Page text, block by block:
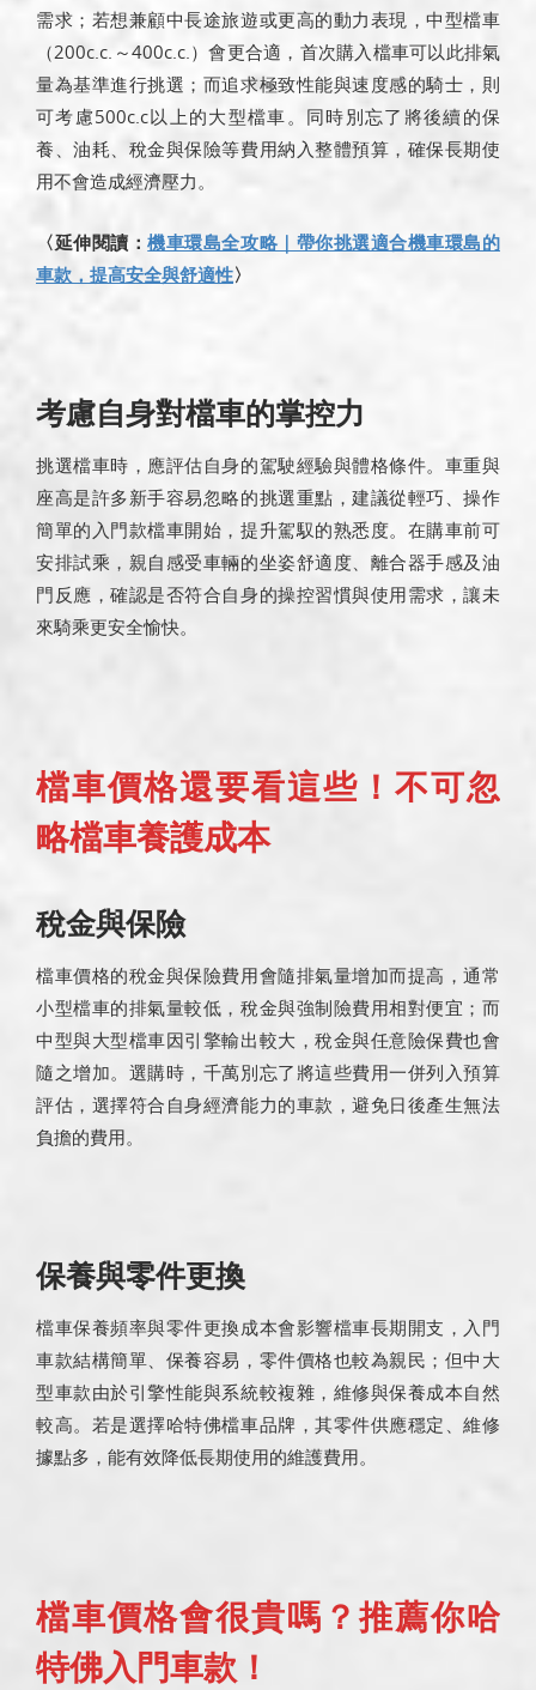
需求；若想兼顧中長途旅遊或更高的動力表現，中型檔車
（200c.c.～400c.c.）會更合適，首次購入檔車可以此排氣
量為基準進行挑選；而追求極致性能與速度感的騎士，則
可考慮500c.c以上的大型檔車。同時別忘了將後續的保
養、油耗、稅金與保險等費用納入整體預算，確保長期使
用不會造成經濟壓力。
〈延伸閱讀：機車環島全攻略｜帶你挑選適合機車環島的
車款，提高安全與舒適性〉
考慮自身對檔車的掌控力
挑選檔車時，應評估自身的駕駛經驗與體格條件。車重與
座高是許多新手容易忽略的挑選重點，建議從輕巧、操作
簡單的入門款檔車開始，提升駕馭的熟悉度。在購車前可
安排試乘，親自感受車輛的坐姿舒適度、離合器手感及油
門反應，確認是否符合自身的操控習慣與使用需求，讓未
來騎乘更安全愉快。
檔車價格還要看這些！不可忽
略檔車養護成本
稅金與保險
檔車價格的稅金與保險費用會隨排氣量增加而提高，通常
小型檔車的排氣量較低，稅金與強制險費用相對便宜；而
中型與大型檔車因引擎輸出較大，稅金與任意險保費也會
隨之增加。選購時，千萬別忘了將這些費用一併列入預算
評估，選擇符合自身經濟能力的車款，避免日後產生無法
負擔的費用。
保養與零件更換
檔車保養頻率與零件更換成本會影響檔車長期開支，入門
車款結構簡單、保養容易，零件價格也較為親民；但中大
型車款由於引擎性能與系統較複雜，維修與保養成本自然
較高。若是選擇哈特佛檔車品牌，其零件供應穩定、維修
據點多，能有效降低長期使用的維護費用。
檔車價格會很貴嗎？推薦你哈
特佛入門車款！